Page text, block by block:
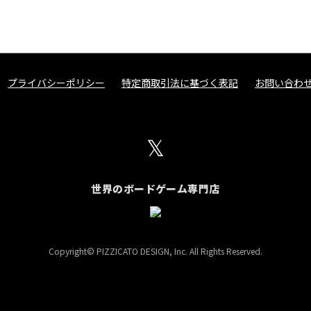
プライバシーポリシー 特定商取引法に基づく表記 お問い合わ
𝕏
世界のボードゲーム専門店
Copyright© PIZZICATO DESIGN, Inc. All Rights Reserved.